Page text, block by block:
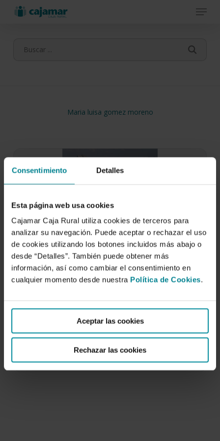
Consentimiento Detalles
Esta página web usa cookies
Cajamar Caja Rural utiliza cookies de terceros para
analizar su navegación. Puede aceptar o rechazar el uso
de cookies utilizando los botones incluidos más abajo o
desde “Detalles”. También puede obtener más
información, así como cambiar el consentimiento en
cualquier momento desde nuestra Política de Cookies.
Aceptar las cookies
Rechazar las cookies
Menu
Maria luisa gomez moreno
Antequera entre los siglos XX y XXI
2 de febrero de 2009
contenido de este libro. En una misma…